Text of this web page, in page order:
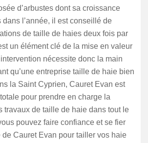
d’arbustes dont sa croissance
dans l’année, il est conseillé de
de taille de haies deux fois par
un élément clé de la mise en valeur
nécessite donc la main
qu’une entreprise taille de haie bien
la Saint Cyprien, Cauret Evan est
pour prendre en charge la
travaux de taille de haie dans tout le
pouvez faire confiance et se fier
de Cauret Evan pour tailler vos haie